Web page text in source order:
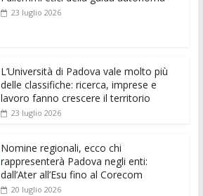
l s
p
e
er
di e di
23 luglio 2026
L’Università di Padova vale molto più
delle classifiche: ricerca, imprese e
lavoro fanno crescere il territorio
23 luglio 2026
Nomine regionali, ecco chi
rappresenterà Padova negli enti:
dall’Ater all’Esu fino al Corecom
20 luglio 2026